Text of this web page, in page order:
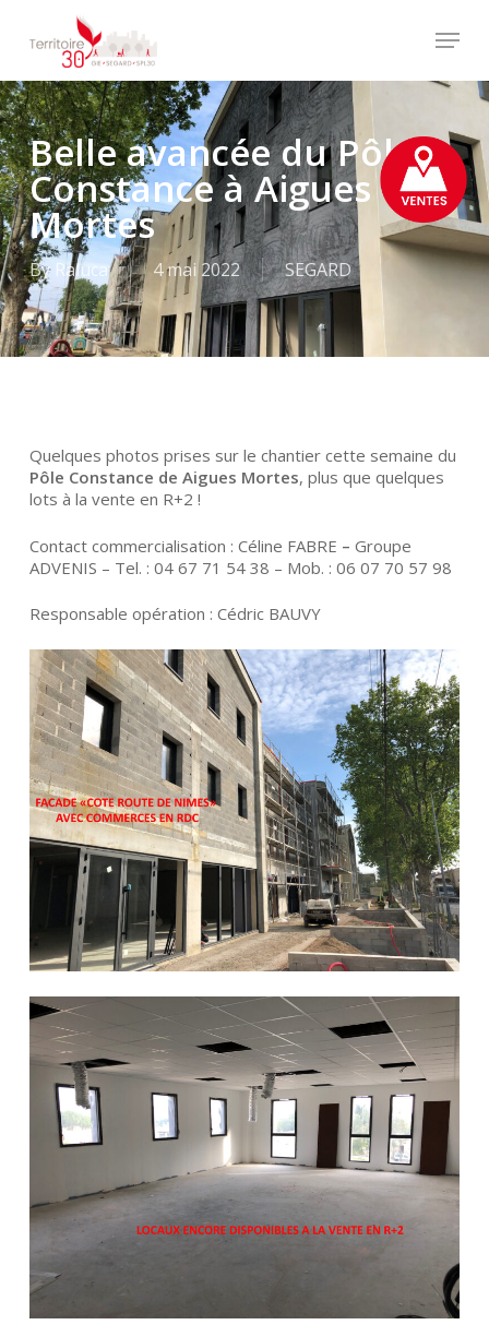
main
content
Menu
Belle avancée du Pôle
Constance à Aigues
Mortes
By Raluca 4 mai 2022 SEGARD
Quelques photos prises sur le chantier cette semaine du
Pôle Constance de Aigues Mortes, plus que quelques
lots à la vente en R+2 !
Contact commercialisation : Céline FABRE – Groupe
ADVENIS – Tel. : 04 67 71 54 38 – Mob. : 06 07 70 57 98
Responsable opération : Cédric BAUVY
Menu